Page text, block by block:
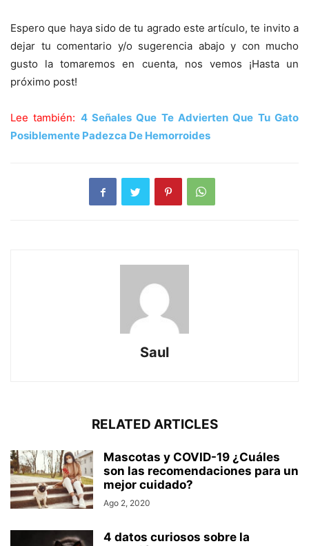
Espero que haya sido de tu agrado este artículo, te invito a
dejar tu comentario y/o sugerencia abajo y con mucho
gusto la tomaremos en cuenta, nos vemos ¡Hasta un
próximo post!
Lee también: 4 Señales Que Te Advierten Que Tu Gato
Posiblemente Padezca De Hemorroides
Saul
RELATED ARTICLES
Mascotas y COVID-19 ¿Cuáles
son las recomendaciones para un
mejor cuidado?
Ago 2, 2020
4 datos curiosos sobre la